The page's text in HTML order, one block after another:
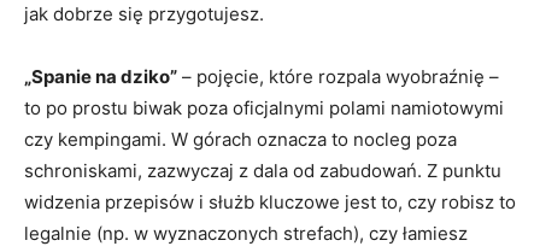
jak dobrze się przygotujesz.
„Spanie na dziko” – pojęcie, które rozpala wyobraźnię –
to po prostu biwak poza oficjalnymi polami namiotowymi
czy kempingami. W górach oznacza to nocleg poza
schroniskami, zazwyczaj z dala od zabudowań. Z punktu
widzenia przepisów i służb kluczowe jest to, czy robisz to
legalnie (np. w wyznaczonych strefach), czy łamiesz